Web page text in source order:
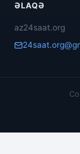
ƏLAQƏ
az24saat.org